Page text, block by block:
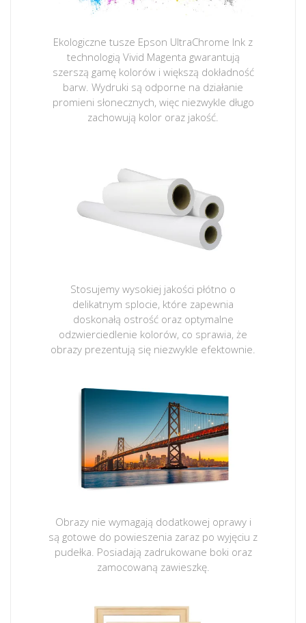
Ekologiczne tusze Epson UltraChrome Ink z
technologią Vivid Magenta gwarantują
szerszą gamę kolorów i większą dokładność
barw. Wydruki są odporne na działanie
promieni słonecznych, więc niezwykle długo
zachowują kolor oraz jakość.
Stosujemy wysokiej jakości płótno o
delikatnym splocie, które zapewnia
doskonałą ostrość oraz optymalne
odzwierciedlenie kolorów, co sprawia, że
obrazy prezentują się niezwykle efektownie.
Obrazy nie wymagają dodatkowej oprawy i
są gotowe do powieszenia zaraz po wyjęciu z
pudełka. Posiadają zadrukowane boki oraz
zamocowaną zawieszkę.